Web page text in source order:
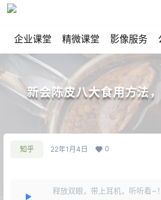
企业课堂 精微课堂 影像服务
新会陈皮八大食用方法
知乎 22年1月4日 0
释放双眼，带上耳机，听听看~！